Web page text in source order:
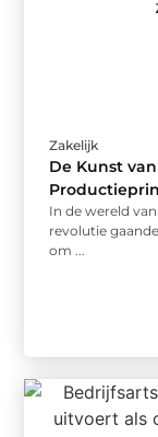
Zakelijk
De Kunst
In de wereld
revolutie
om ...